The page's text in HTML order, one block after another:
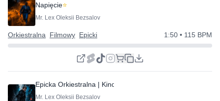
Napięcie⭐
Mr. Lex Oleksii Bezsalov
Orkiestralna Filmowy Epicki 1:50 • 115 BPM
Epicka Orkiestralna | Kino Tension | Dramatyczny
Mr. Lex Oleksii Bezsalov